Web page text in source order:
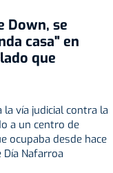
Down, se
casa" en
que
vía judicial contra la
a un centro de
ocupaba desde hace
Nafarroa